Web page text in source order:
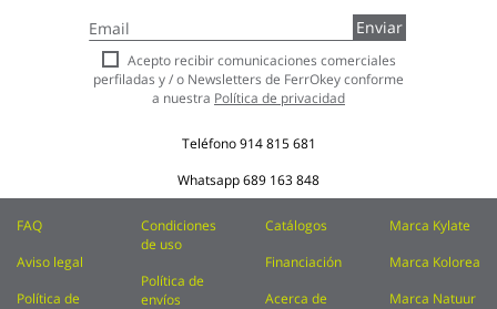
a
nuestro
boletín
de
Enviar
Acepto recibir comunicaciones comerciales
perfiladas y / o Newsletters de FerrOkey conforme
a nuestra Política de privacidad
Teléfono914 815 681
Whatsapp689 163 848
FAQ
Aviso legal
Política de
Condiciones
de uso
Política de
envíos
Catálogos
Financiación
Acerca de
Marca Kylate
Marca Kolorea
Marca Natuur